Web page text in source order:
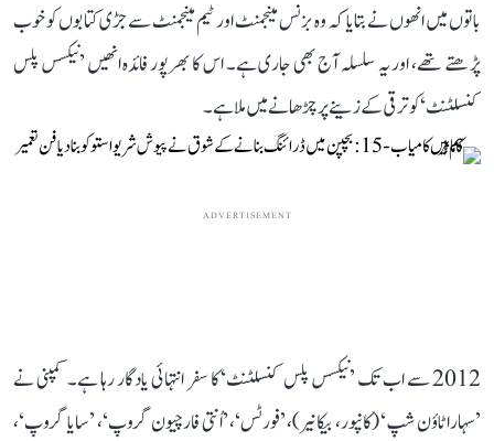
باتوں میں انھوں نے بتایا کہ وہ بزنس مینجمنٹ اور ٹیم مینجمنٹ سے جڑی کتابوں کو خوب
پڑھتے تھے، اور یہ سلسلہ آج بھی جاری ہے۔ اس کا بھرپور فائدہ انھیں ’نیکسس پلس
کنسلٹنٹ‘ کو ترقی کے زینے پر چڑھانے میں ملا ہے۔
ADVERTISEMENT
2012 سے اب تک ’نیکسس پلس کنسلٹنٹ‘ کا سفر انتہائی یادگار رہا ہے۔ کمپنی نے
’سہارا ٹاؤن شپ‘ (کانپور، بیکانیر)، ’فورٹس‘، ’اُنتی فارچیون گروپ‘، ’سایا گروپ‘،